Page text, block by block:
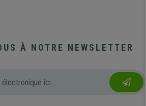
À NOTRE NEWSLETTER